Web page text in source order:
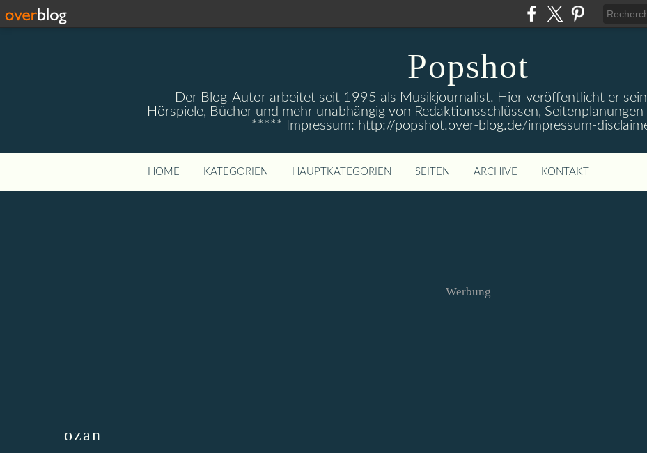
Popshot
Der Blog-Autor arbeitet seit 1995 als Musikjournalist. Hier veröffentlicht er
Hörspiele, Bücher und mehr unabhängig von Redaktionsschlüssen,
***** Impressum: http://popshot.over-blog.de/impressum-
HOME KATEGORIEN HAUPTKATEGORIEN SEITEN ARCHIVE KONTAKT
Werbung
ozan